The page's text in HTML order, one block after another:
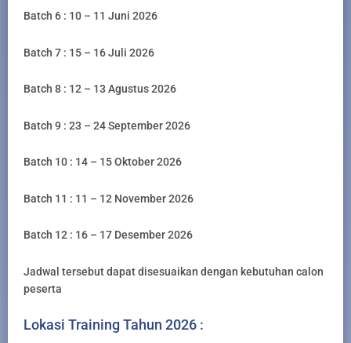
Batch 6 : 10 – 11 Juni 2026
Batch 7 : 15 – 16 Juli 2026
Batch 8 : 12 – 13 Agustus 2026
Batch 9 : 23 – 24 September 2026
Batch 10 : 14 – 15 Oktober 2026
Batch 11 : 11 – 12 November 2026
Batch 12 : 16 – 17 Desember 2026
Jadwal tersebut dapat disesuaikan dengan kebutuhan calon
peserta
Lokasi Training Tahun 2026 :